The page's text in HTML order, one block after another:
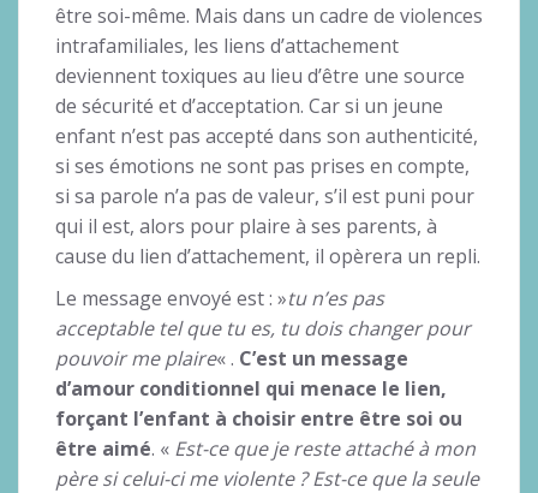
être soi-même. Mais dans un cadre de violences
intrafamiliales, les liens d’attachement
deviennent toxiques au lieu d’être une source
de sécurité et d’acceptation. Car si un jeune
enfant n’est pas accepté dans son authenticité,
si ses émotions ne sont pas prises en compte,
si sa parole n’a pas de valeur, s’il est puni pour
qui il est, alors pour plaire à ses parents, à
cause du lien d’attachement, il opèrera un repli.
Le message envoyé est : »tu n’es pas
acceptable tel que tu es, tu dois changer pour
pouvoir me plaire« . C’est un message
d’amour conditionnel qui menace le lien,
forçant l’enfant à choisir entre être soi ou
être aimé. « Est-ce que je reste attaché à mon
père si celui-ci me violente ? Est-ce que la seule